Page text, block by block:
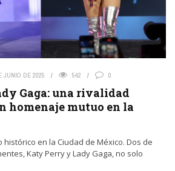
JUNIO DE 2025 542 0
Gaga: una rivalidad
homenaje mutuo en la
histórico en la Ciudad de México. Dos de
Katy Perry y Lady Gaga, no solo